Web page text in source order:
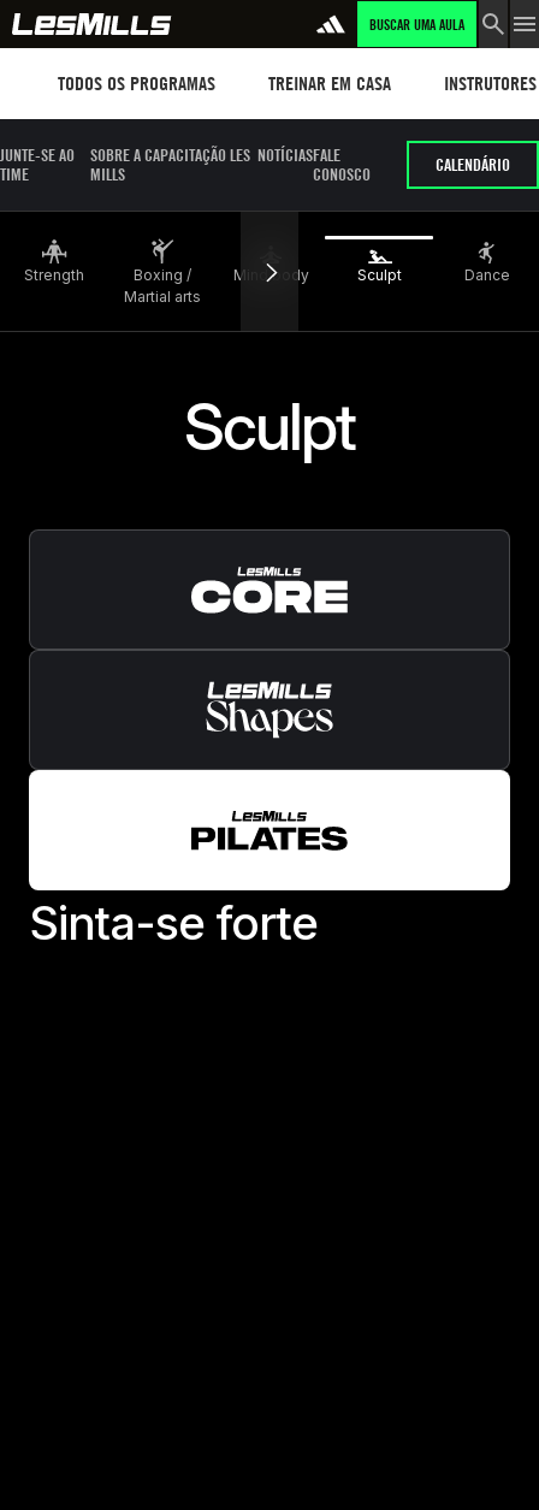
BUSCAR UMA AULA
TODOS OS PROGRAMAS TREINAR EM CASA INSTRUTORES
JUNTE-SE AO
TIME
SOBRE A CAPACITAÇÃO LES
MILLS
NOTÍCIASFALE
CONOSCO
CALENDÁRIO
Strength
Boxing /
Martial arts
Mind body Sculpt Dance
Sculpt
Sinta-se forte
Sinta-se forte